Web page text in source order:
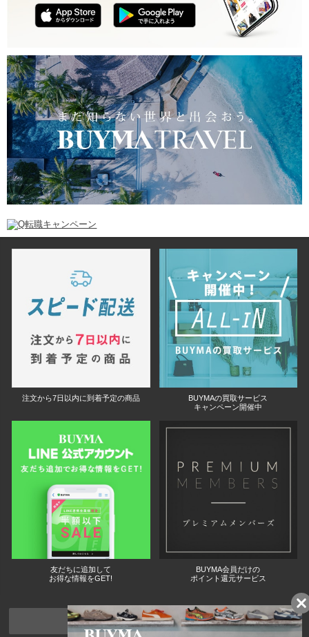
注文から7日以内に到着予定の商品
BUYMAの買取サービス
キャンペーン開催中
友だちに追加して
お得な情報をGET!
BUYMA会員だけの
ポイント還元サービス
ページトップへ